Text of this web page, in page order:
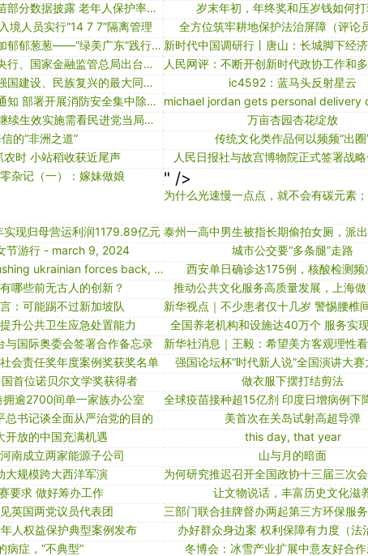
国药北京所新冠疫苗部分数据披露 老年人保护率等被指证据不足 岁末年初，年终奖和压岁钱如何打
境人员实行“14 7 7”隔离管理 全方位筑牢耕地保护法治屏障（评论
看今日之岭南，更加郁郁葱葱——“绿美广东”践行“两山”理念新路径
「新京报政事儿」央行、国家金融监管总局出台住房信贷新政策：首套住房商贷最低首付比例不低于20%，二套房首付比例不低于30%
新华社社评：画好强国建设、民族复兴的最大同心圆——热烈祝贺全国政协十四届二次会议开幕 ic4592：蓝马头反射星云
国务院安委办印发通知 部署开展消防安全集中除患攻坚大整治行动
国台办：ecfa能否继续生效实施需看民进党当局推行的两岸政策路线 万亩杏园杏花绽放
的“非洲之道” 传统文化类作品何以频频“出圈
农时 小站稻收获近尾声 人民日报社与故宫博物院正式签署战
杂记（一）：嫁妹做娘 " />
现归母营运利润1179.89亿元
节游行 - march 9, 2024 城市公交要“多条腿”走路
russia says it is pushing ukrainian forces back, will create two new armies 西安单日确诊达175例，核酸检测频
哪些前无古人的创新？ 推动公共文化服务高质量发展，上海做
：可能踢不过新加坡队
升公共卫生应急处置能力 全国养老机构和设施达40万个 服务实
与国际奥委会签署合作备忘录
会责任奖年度案例奖获奖名单 强国论坛杯“时代新人说”全国演讲大
首位诺贝尔文学奖获得者 做衣服下摆打结剪法
拥逾2700间单一家族办公室
总书记谈全面从严治党的目的 美首次在关岛试射高超导弹
开放的中国充满机遇 this day, that year
南成立两家能源子公司 山与月的暗面
大规模跨大西洋军演
要求 做好筹办工作 让文物说话，丰富历史文化滋
英国两党议员代表团
人权益保护典型案例发布 办好群众身边案 权利保障有力度（法
病症，“不典型” 冬博会：冰雪产业扩展中意友好合